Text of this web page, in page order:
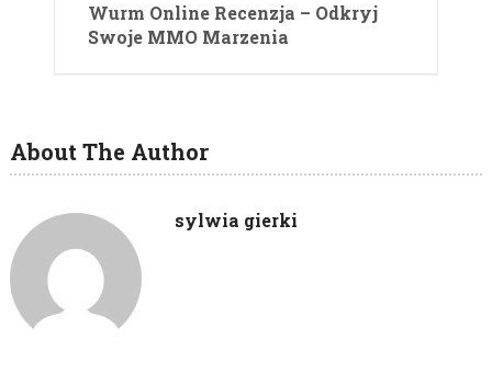
Wurm Online Recenzja – Odkryj
Swoje MMO Marzenia
About The Author
sylwia gierki